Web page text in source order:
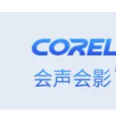
5.选择滤镜中的“画中
6.点击选项中遮罩和色
所示的类型。